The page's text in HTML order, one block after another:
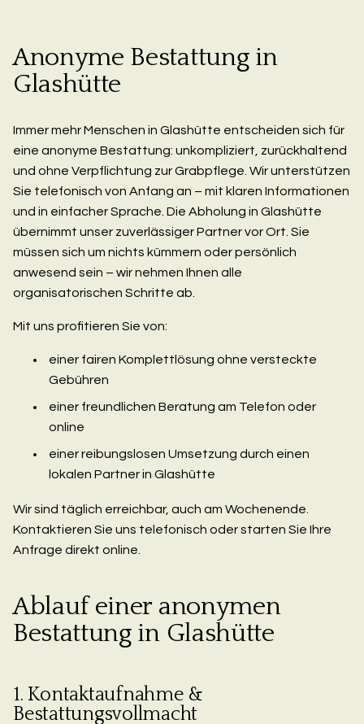
Anonyme Bestattung in
Glashütte
Immer mehr Menschen in Glashütte entscheiden sich für
eine anonyme Bestattung: unkompliziert, zurückhaltend
und ohne Verpflichtung zur Grabpflege. Wir unterstützen
Sie telefonisch von Anfang an – mit klaren Informationen
und in einfacher Sprache. Die Abholung in Glashütte
übernimmt unser zuverlässiger Partner vor Ort. Sie
müssen sich um nichts kümmern oder persönlich
anwesend sein – wir nehmen Ihnen alle
organisatorischen Schritte ab.
Mit uns profitieren Sie von:
einer fairen Komplettlösung ohne versteckte
Gebühren
einer freundlichen Beratung am Telefon oder
online
einer reibungslosen Umsetzung durch einen
lokalen Partner in Glashütte
Wir sind täglich erreichbar, auch am Wochenende.
Kontaktieren Sie uns telefonisch oder starten Sie Ihre
Anfrage direkt online.
Ablauf einer anonymen
Bestattung in Glashütte
1. Kontaktaufnahme &
Bestattungsvollmacht